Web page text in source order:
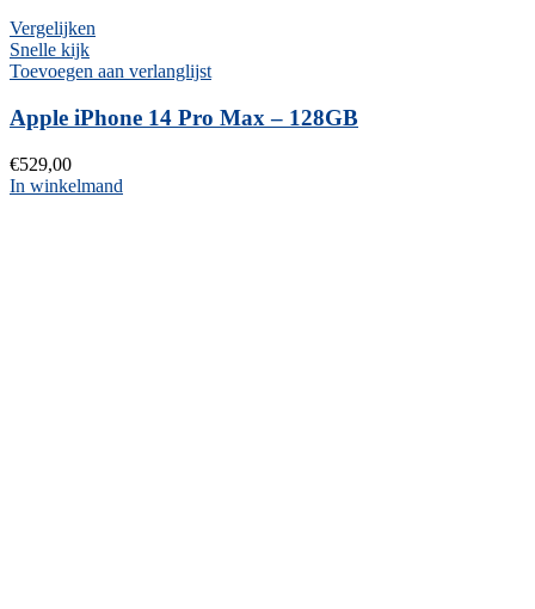
Vergelijken
Snelle kijk
Toevoegen aan verlanglijst
Apple iPhone 14 Pro Max – 128GB
€529,00
In winkelmand